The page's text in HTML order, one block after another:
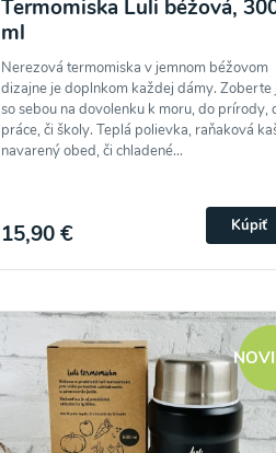
Termomiska Luli béžová,
ml
Nerezová termomiska v jemnom béžovom
dizajne je doplnkom každej dámy. Zoberte
so sebou na dovolenku k moru, do prírody,
práce, či školy. Teplá polievka, raňaková
navarený obed, či chladené...
15,90 € Kúpiť